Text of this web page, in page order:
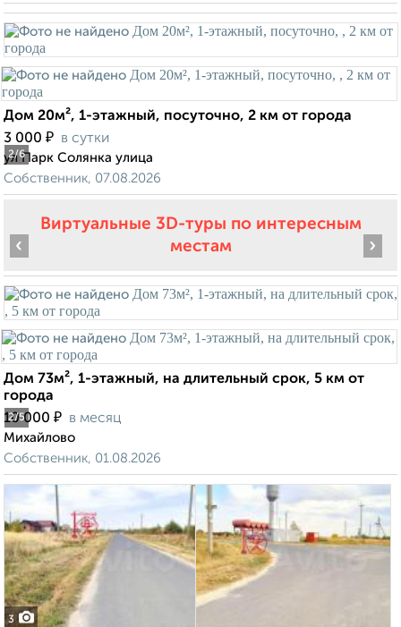
2/6
Дом 20м², 1-этажный, посуточно, 2 км от города
3 000 ₽ в сутки
ул Парк Солянка улица
Собственник, 07.08.2026
Виртуальные 3D-туры по интересным
местам
2/5
‹ ›
Дом 73м², 1-этажный, на длительный срок, 5 км от
города
10 000 ₽ в месяц
Михайлово
Собственник, 01.08.2026
3